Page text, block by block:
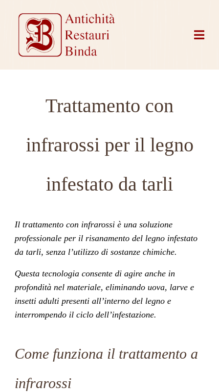
Trattamento con
infrarossi per il legno
infestato da tarli
Il trattamento con infrarossi è una soluzione
professionale per il risanamento del legno infestato
da tarli, senza l’utilizzo di sostanze chimiche.
Questa tecnologia consente di agire anche in
profondità nel materiale, eliminando uova, larve e
insetti adulti presenti all’interno del legno e
interrompendo il ciclo dell’infestazione.
Come funziona il trattamento a
infrarossi